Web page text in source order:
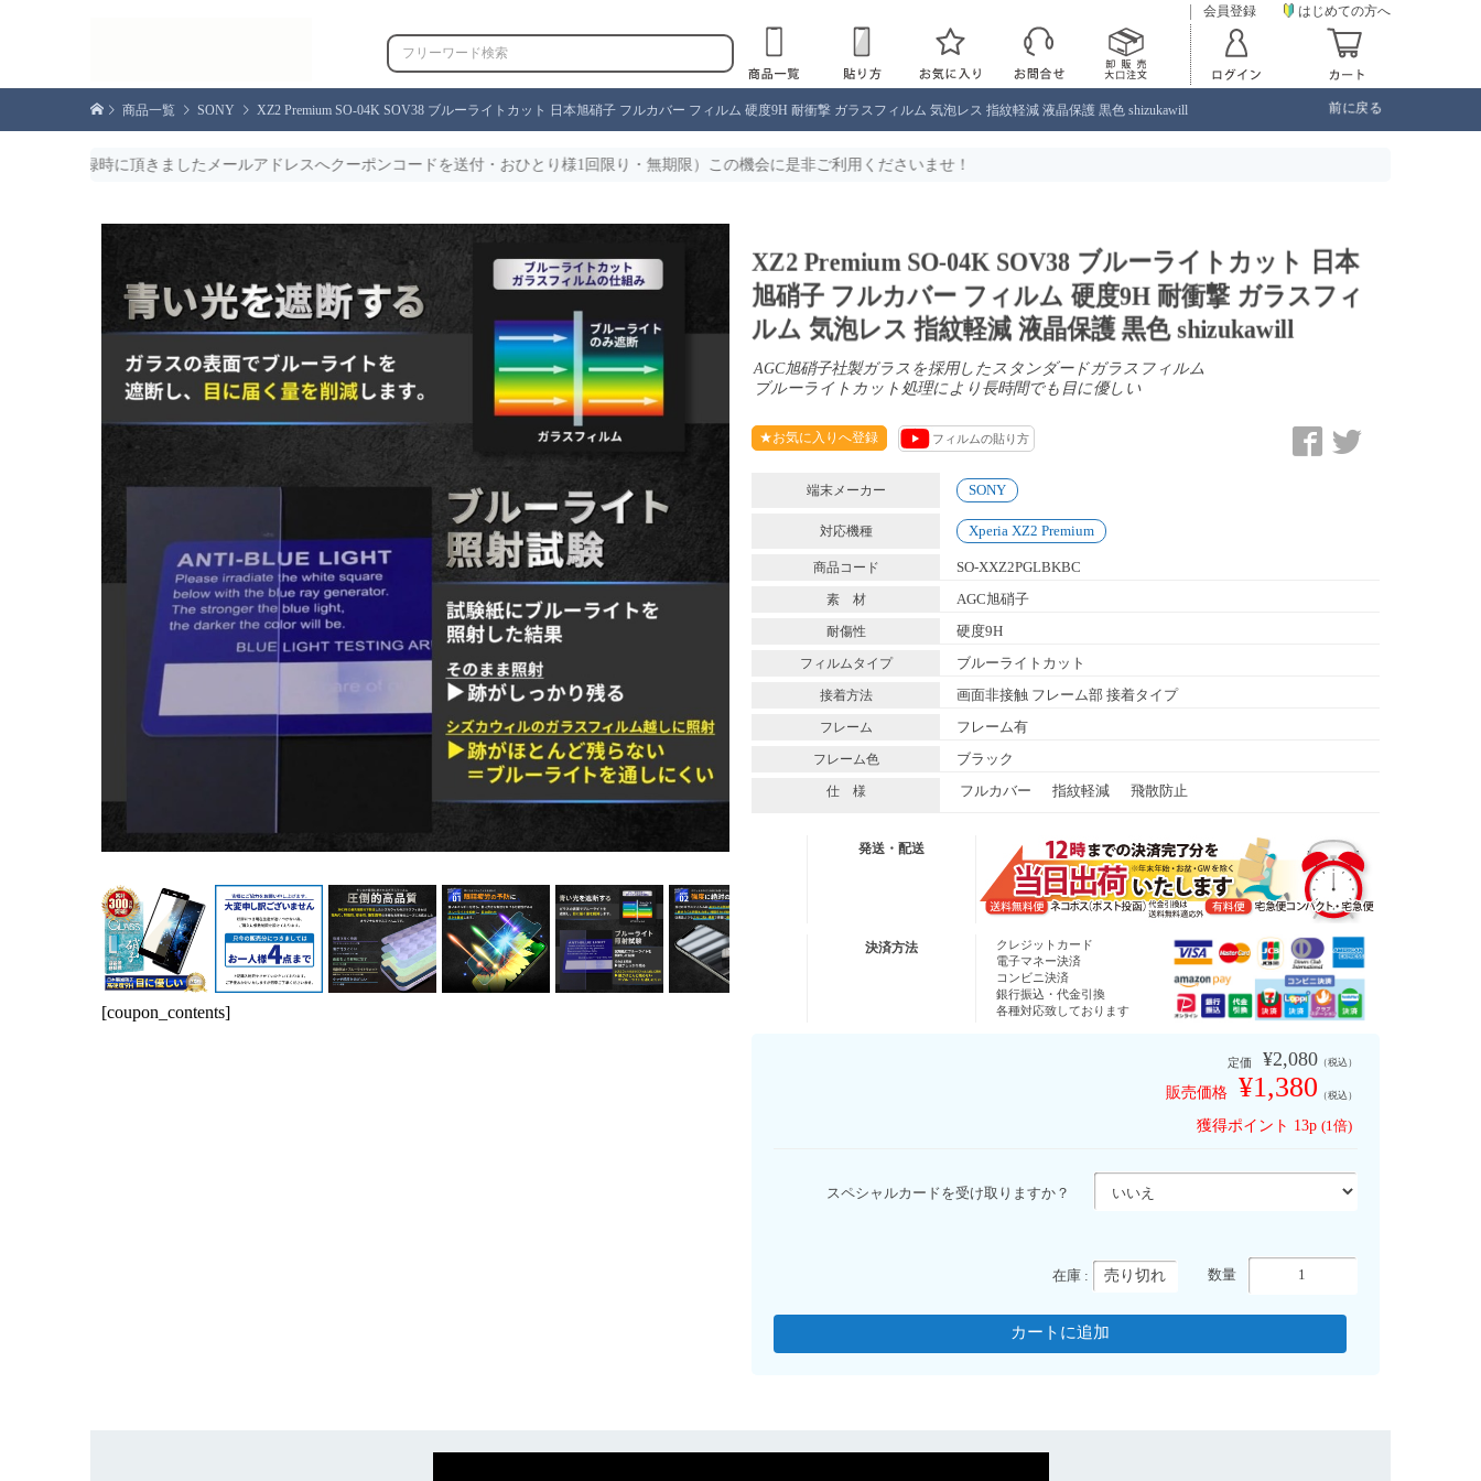
会員登録 はじめての方へ
商品一覧 SONY XZ2 Premium SO-04K SOV38 ブルーライトカット 日本旭硝子 フルカバー フィルム 硬度9H 耐衝撃 ガラスフィルム 気泡レス 指紋軽減 液晶保護 黒色 shizukawill 前に戻る
ましたメールアドレスへクーポンコードを送付・おひとり様1回限り・無期限）この機会に是非ご利用くださいませ！
[coupon_contents]
XZ2 Premium SO-04K SOV38 ブルーライトカット 日本
旭硝子 フルカバー フィルム 硬度9H 耐衝撃 ガラスフィ
ルム 気泡レス 指紋軽減 液晶保護 黒色 shizukawill
AGC旭硝子社製ガラスを採用したスタンダードガラスフィルム
ブルーライトカット処理により長時間でも目に優しい
★お気に入りへ登録 フィルムの貼り方
端末メーカー SONY
対応機種 Xperia XZ2 Premium
商品コード SO-XXZ2PGLBKBC
素 材 AGC旭硝子
耐傷性 硬度9H
フィルムタイプ ブルーライトカット
接着方法 画面非接触 フレーム部 接着タイプ
フレーム フレーム有
フレーム色 ブラック
仕 様 フルカバー 指紋軽減 飛散防止
発送・配送
宅急便コンパクト
※代金引換は送料無料適応外となります
決済方法
クレジットカード
電子マネー決済
コンビニ決済
銀行振込・代金引換
各種対応致しております
定価 ¥2,080 （税込）
販売価格 ¥1,380 （税込）
獲得ポイント 13p (1倍)
スペシャルカードを受け取りますか？
数量
在庫 : 売り切れ